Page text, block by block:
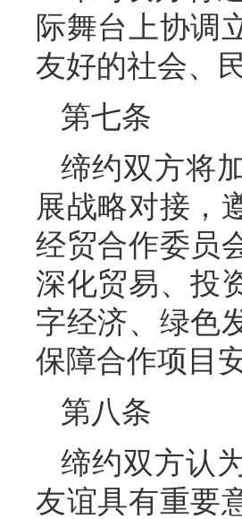
际舞台上协调
友好的社会、
第七条
缔约双方将
展战略对接，
经贸合作委员
深化贸易、投
字经济、绿色
保障合作项目
第八条
缔约双方认
友谊具有重要